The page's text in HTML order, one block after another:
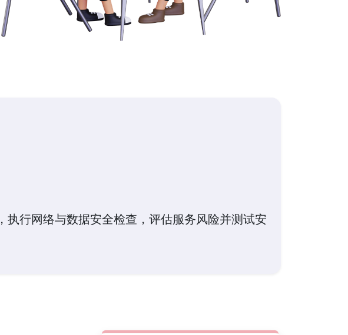
执行网络与数据安全检查，评估服务风险并测试安